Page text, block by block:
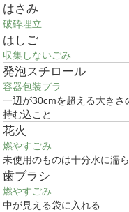
はさみ
破砕埋立
はしご
収集しないごみ
発泡スチロール
容器包装プラ
一辺が30cmを超える大きさ
持む込こと
花火
燃やすごみ
未使用のものは十分水に濡
歯ブラシ
燃やすごみ
中が見える袋に入れる